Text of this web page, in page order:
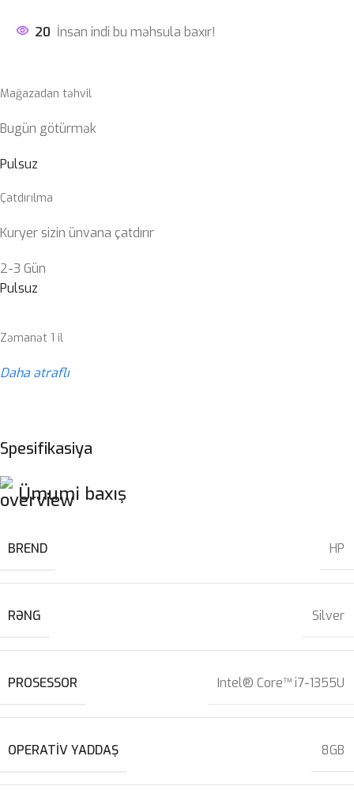
20 İnsan indi bu məhsula baxır!
Mağazadan təhvil
Bugün götürmək
Pulsuz
Çatdırılma
Kuryer sizin ünvana çatdırır
2-3 Gün
Pulsuz
Zəmanət 1 il
Daha ətraflı
Spesifikasiya
Ümumi baxış
BREND HP
RƏNG Silver
PROSESSOR Intel® Core™ i7-1355U
OPERATIV YADDAŞ 8GB